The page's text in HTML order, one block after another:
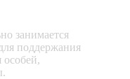
занимается
поддержания